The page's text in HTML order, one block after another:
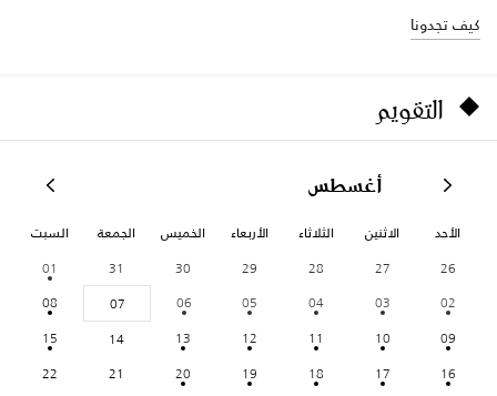
كيف تجدونا
التقويم
أغسطس
الأحد الاثنين الثلاثاء الأربعاء الخميس الجمعة السبت
26
27
28
29
30
31
01
02
03
04
05
06
07
08
09
10
11
12
13
14
15
16
17
18
19
20
21
22